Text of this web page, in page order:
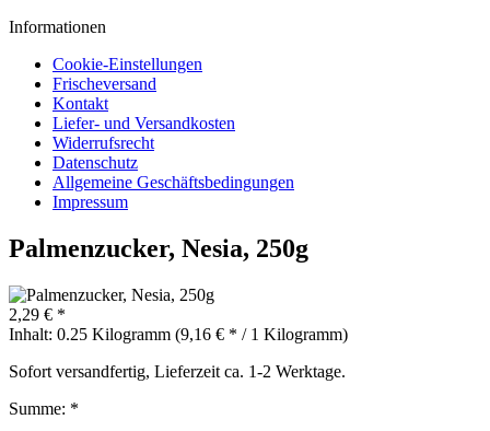
Informationen
Cookie-Einstellungen
Frischeversand
Kontakt
Liefer- und Versandkosten
Widerrufsrecht
Datenschutz
Allgemeine Geschäftsbedingungen
Impressum
Palmenzucker, Nesia, 250g
2,29 € *
Inhalt: 0.25 Kilogramm (9,16 € * / 1 Kilogramm)
Sofort versandfertig, Lieferzeit ca. 1-2 Werktage.
Summe: *